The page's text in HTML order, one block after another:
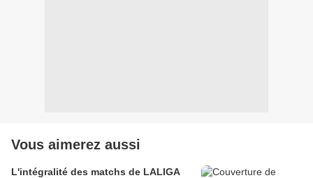
Vous aimerez aussi
L'intégralité des matchs de LALIGA